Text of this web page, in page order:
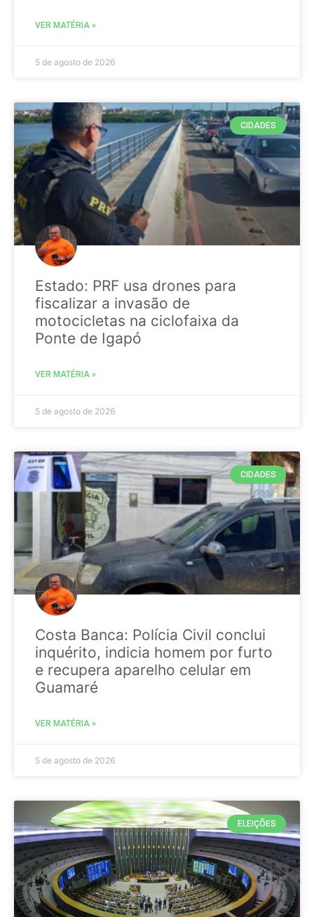
VER MATÉRIA »
5 de agosto de 2026
CIDADES
Estado: PRF usa drones para
fiscalizar a invasão de
motocicletas na ciclofaixa da
Ponte de Igapó
VER MATÉRIA »
5 de agosto de 2026
CIDADES
Costa Banca: Polícia Civil conclui
inquérito, indicia homem por furto
e recupera aparelho celular em
Guamaré
VER MATÉRIA »
5 de agosto de 2026
ELEIÇÕES